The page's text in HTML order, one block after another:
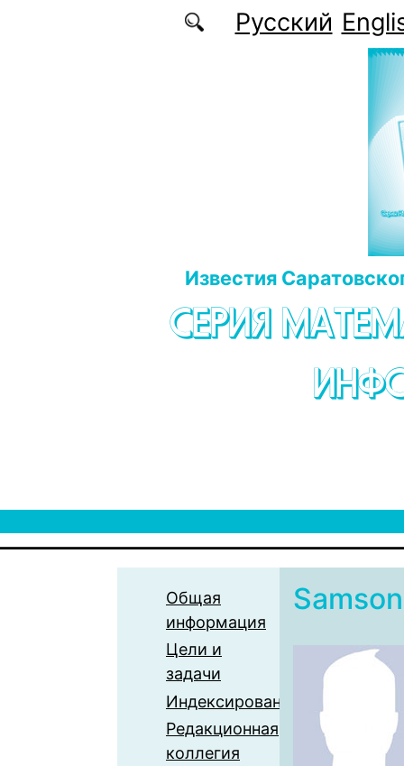
Перейти к основному содержаниюРусский
Известия
СЕРИЯ
Общая
информация
Цели и
задачи
Индексирование
Редакционная
коллегия